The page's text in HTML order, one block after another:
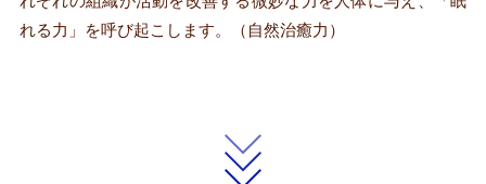
れる力」を呼び起こします。（自然治癒力）